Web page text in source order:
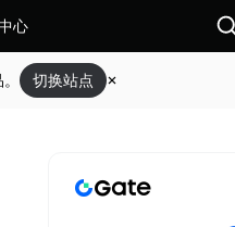
心
切换站点